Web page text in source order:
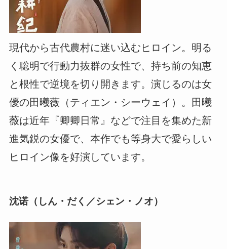
現代から古代農村に迷い込むヒロイン。明る
く聡明で行動力抜群の女性で、持ち前の知恵
と根性で逆境を切り開きます。演じるのは女
優の田曦薇（ティエン・シーウェイ）。田曦
薇は近年『卿卿日常』などで注目を集めた新
進気鋭の女優で、本作でも等身大で愛らしい
ヒロイン像を好演しています。
沈诺（しん・だく／シェン・ノオ）